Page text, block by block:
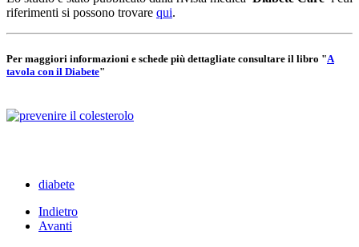
riferimenti si possono trovare qui.
Per maggiori informazioni e schede più dettagliate consultare il libro "A
tavola con il Diabete"
diabete
Indietro
Avanti